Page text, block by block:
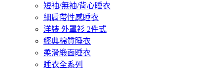
短袖/無袖/背心睡衣
細肩帶性感睡衣
洋裝 外罩衫 2件式
經典棉質睡衣
柔滑緞面睡衣
睡衣全系列